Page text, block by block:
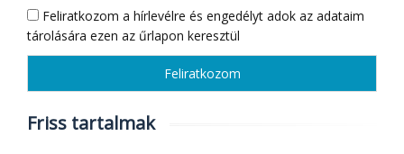
Feliratkozom a hírlevélre és engedélyt adok az adataim
tárolására ezen az űrlapon keresztül
Friss tartalmak